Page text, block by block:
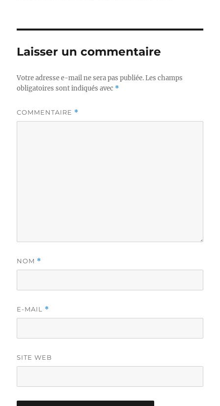
Laisser un commentaire
Votre adresse e-mail ne sera pas publiée. Les champs
obligatoires sont indiqués avec *
COMMENTAIRE *
NOM *
E-MAIL *
SITE WEB